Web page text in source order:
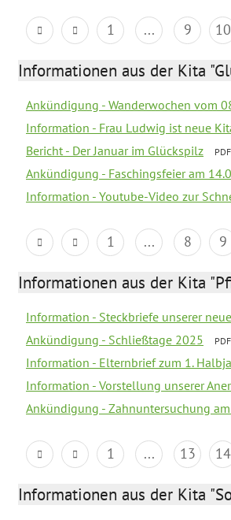
1 ... 9 10
Informationen aus der Kita
Ankündigung - Wanderwochen vom
Information - Frau Ludwig ist neue
Bericht - Der Januar im Glückspilz
Ankündigung - Faschingsfeier am
Information - Youtube-Video zur
1 ... 8 9
Informationen aus der Kita
Information - Steckbriefe unserer
Ankündigung - Schließtage 2025
Information - Elternbrief zum 1.
Information - Vorstellung unserer
Ankündigung - Zahnuntersuchung
1 ... 13 14
Informationen aus der Kita